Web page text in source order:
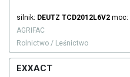
silnik: DEUTZ TCD2012L6V2 moc:
AGRIFAC
Rolnictwo / Leśnictwo
EXXACT